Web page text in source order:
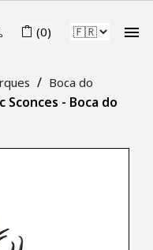
(0) 
Boca do
Sconces - Boca do